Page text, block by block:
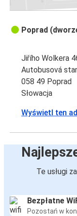
Poprad
Jiřího Wolkera
Autobusová
058 49 Poprad
Słowacja
Wyświetl ten
Te usługi
Bezpłatne
Pozostań w